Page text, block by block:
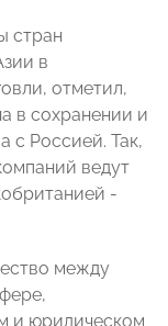
стран
в
отметил,
в сохранении и
с Россией. Так,
ведут
-
между
и юридическом